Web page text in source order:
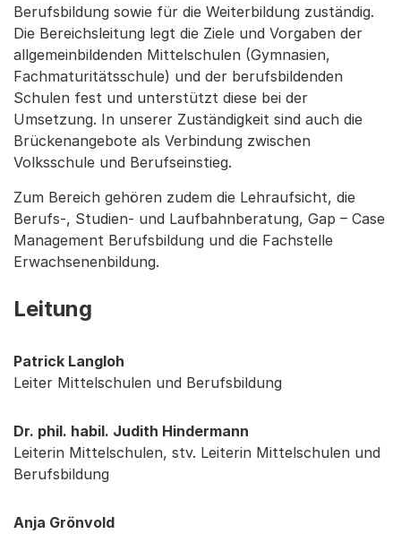
Berufsbildung sowie für die Weiterbildung zuständig.
Die Bereichsleitung legt die Ziele und Vorgaben der
allgemeinbildenden Mittelschulen (Gymnasien,
Fachmaturitätsschule) und der berufsbildenden
Schulen fest und unterstützt diese bei der
Umsetzung. In unserer Zuständigkeit sind auch die
Brückenangebote als Verbindung zwischen
Volksschule und Berufseinstieg.
Zum Bereich gehören zudem die Lehraufsicht, die
Berufs-, Studien- und Laufbahnberatung, Gap – Case
Management Berufsbildung und die Fachstelle
Erwachsenenbildung.
Leitung
Patrick Langloh
Leiter Mittelschulen und Berufsbildung
Dr. phil. habil. Judith Hindermann
Leiterin Mittelschulen, stv. Leiterin Mittelschulen und
Berufsbildung
Anja Grönvold